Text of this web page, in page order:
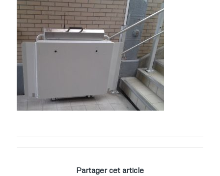
Partager cet article